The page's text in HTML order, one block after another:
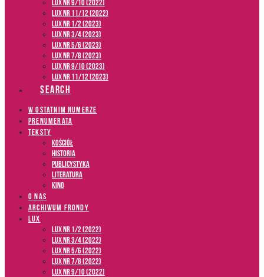
LUX nr 9/10 (2022)
LUX NR 11/12 (2022)
LUX NR 1/2 (2023)
LUX NR 3/4 (2023)
LUX NR 5/6 (2023)
LUX NR 7/8 (2023)
LUX NR 9/10 (2023)
LUX NR 11/12 (2023)
SEARCH
W OSTATNIM NUMERZE
PRENUMERATA
TEKSTY
Kościół
Historia
Publicystyka
Literatura
Kino
O NAS
ARCHIWUM FRONDY
LUX
LUX NR 1/2 (2022)
LUX NR 3/4 (2022)
LUX NR 5/6 (2022)
LUX NR 7/8 (2022)
LUX nr 9/10 (2022)